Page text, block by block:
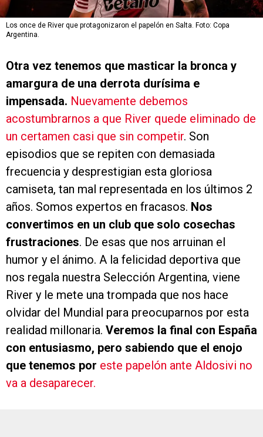
Los once de River que protagonizaron el papelón en Salta. Foto: Copa
Argentina.
Otra vez tenemos que masticar la bronca y
amargura de una derrota durísima e
impensada. Nuevamente debemos
acostumbrarnos a que River quede eliminado de
un certamen casi que sin competir. Son
episodios que se repiten con demasiada
frecuencia y desprestigian esta gloriosa
camiseta, tan mal representada en los últimos 2
años. Somos expertos en fracasos. Nos
convertimos en un club que solo cosechas
frustraciones. De esas que nos arruinan el
humor y el ánimo. A la felicidad deportiva que
nos regala nuestra Selección Argentina, viene
River y le mete una trompada que nos hace
olvidar del Mundial para preocuparnos por esta
realidad millonaria. Veremos la final con España
con entusiasmo, pero sabiendo que el enojo
que tenemos por este papelón ante Aldosivi no
va a desaparecer.